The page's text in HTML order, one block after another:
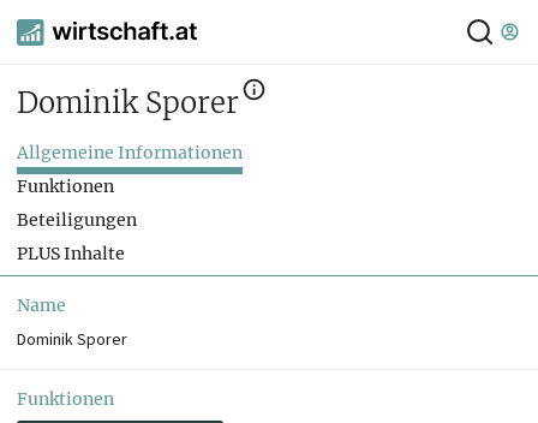
Dominik Sporer
Allgemeine Informationen
Funktionen
Beteiligungen
PLUS Inhalte
Name
Dominik Sporer
Funktionen